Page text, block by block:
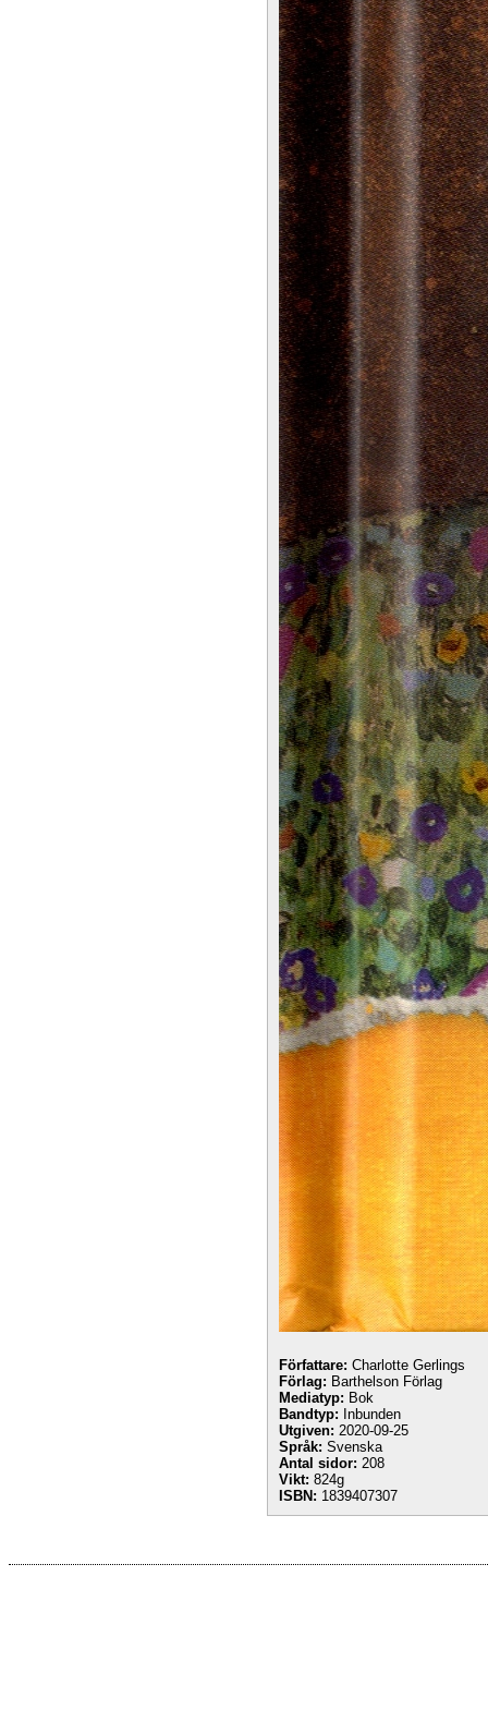
Författare: Charlotte Gerlings
Förlag: Barthelson Förlag
Mediatyp: Bok
Bandtyp: Inbunden
Utgiven: 2020-09-25
Språk: Svenska
Antal sidor: 208
Vikt: 824g
ISBN: 1839407307